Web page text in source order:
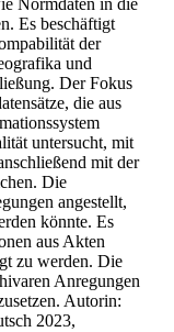
Normdaten in die
Es beschäftigt
der
und
Der Fokus
die aus
untersucht, mit
mit der
Die
angestellt,
könnte. Es
aus Akten
zu werden. Die
Anregungen
Autorin:
2023,